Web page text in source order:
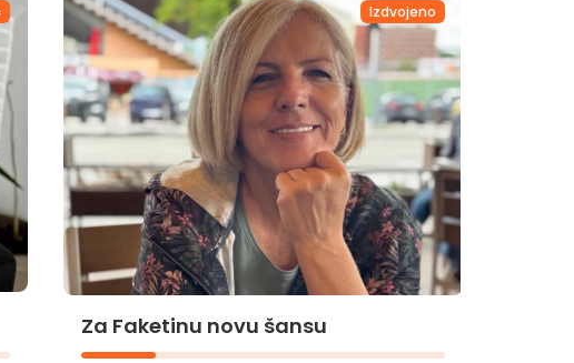
Izdvojeno
Za Faketinu novu šansu